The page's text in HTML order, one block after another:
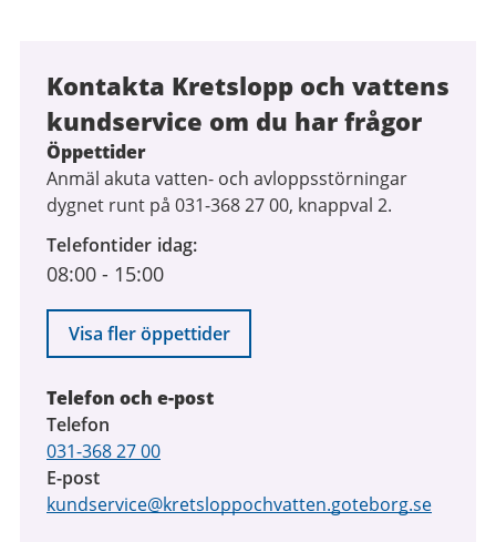
Kontakta Kretslopp och vattens
kundservice om du har frågor
Öppettider
Anmäl akuta vatten- och avloppsstörningar
dygnet runt på 031-368 27 00, knappval 2.
Telefontider idag
08:00 - 15:00
Visa fler öppettider
Telefon och e-post
Telefon
031-368 27 00
E-post
kundservice@kretsloppochvatten.goteborg.se